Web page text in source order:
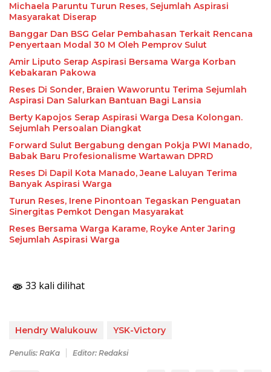
Michaela Paruntu Turun Reses, Sejumlah Aspirasi
Masyarakat Diserap
Banggar Dan BSG Gelar Pembahasan Terkait Rencana
Penyertaan Modal 30 M Oleh Pemprov Sulut
Amir Liputo Serap Aspirasi Bersama Warga Korban
Kebakaran Pakowa
Reses Di Sonder, Braien Waworuntu Terima Sejumlah
Aspirasi Dan Salurkan Bantuan Bagi Lansia
Berty Kapojos Serap Aspirasi Warga Desa Kolongan.
Sejumlah Persoalan Diangkat
Forward Sulut Bergabung dengan Pokja PWI Manado,
Babak Baru Profesionalisme Wartawan DPRD
Reses Di Dapil Kota Manado, Jeane Laluyan Terima
Banyak Aspirasi Warga
Turun Reses, Irene Pinontoan Tegaskan Penguatan
Sinergitas Pemkot Dengan Masyarakat
Reses Bersama Warga Karame, Royke Anter Jaring
Sejumlah Aspirasi Warga
33 kali dilihat
Hendry Walukouw YSK-Victory
Penulis: RaKa Editor: Redaksi